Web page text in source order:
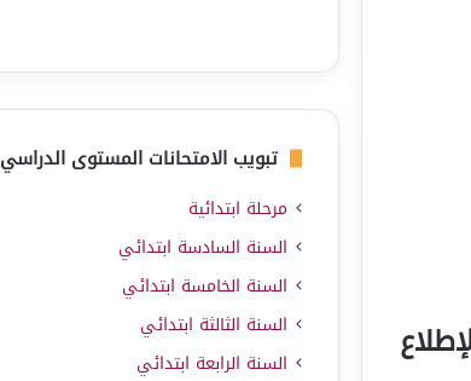
تبويب الامتحانات المستوى الدراسي
مرحلة ابتدائية
السنة السادسة ابتدائي
السنة الخامسة ابتدائي
السنة الثالثة ابتدائي
السنة الرابعة ابتدائي